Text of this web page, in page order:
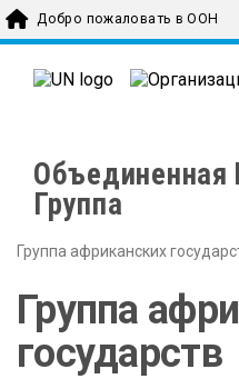
Skip to main content
Добро пожаловать в ООН
Объединенная
Группа
Группа африканских
Группа
государств